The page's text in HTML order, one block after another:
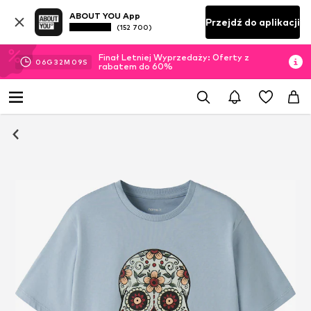
ABOUT YOU App
(152 700) Przejdź do aplikacji
06G 32M 09S
Finał Letniej Wyprzedaży: Oferty z
rabatem do 60%